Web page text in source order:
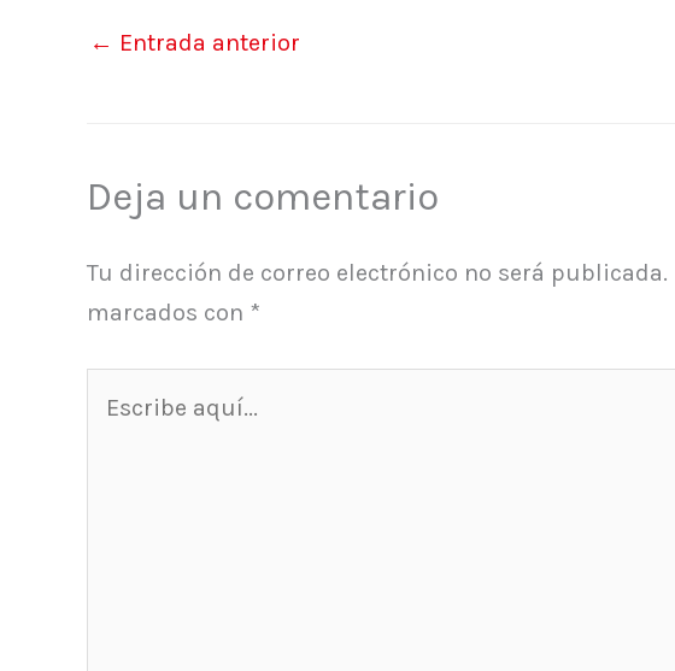
← Entrada anterior
Deja un comentario
Tu dirección de correo electrónico no será publicada.
marcados con *